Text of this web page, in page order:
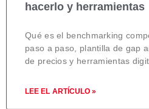
hacerlo y herramientas
Qué es el benchmarking
paso a paso, plantilla de gap
de precios y herramientas
LEE EL ARTÍCULO »